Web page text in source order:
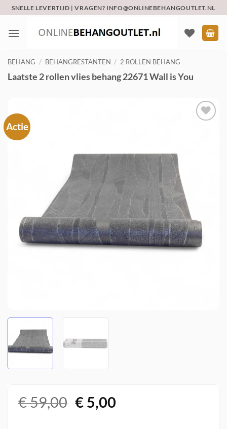
naar
inhoud
SNELLE LEVERTIJD | VRAGEN? INFO@ONLINEBEHANGOUTLET.NL
BEHANG / BEHANGRESTANTEN / 2 ROLLEN BEHANG
Laatste 2 rollen vlies behang 22671 Wall is You
Actie
€59,00 Oorspronkelijke
€5,00Huidige